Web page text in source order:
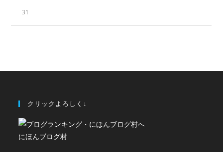
31
クリックよろしく↓
にほんブログ村